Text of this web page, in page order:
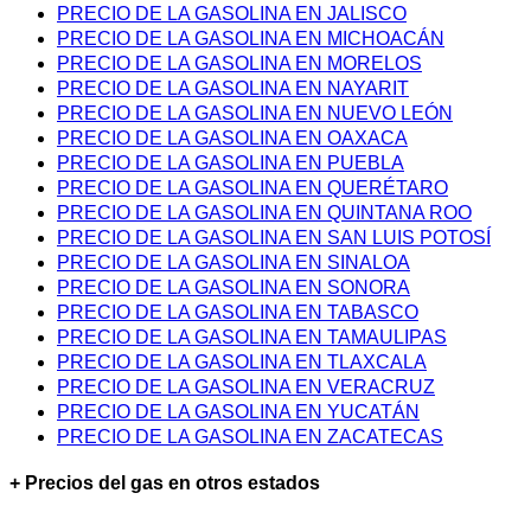
PRECIO DE LA GASOLINA EN JALISCO
PRECIO DE LA GASOLINA EN MICHOACÁN
PRECIO DE LA GASOLINA EN MORELOS
PRECIO DE LA GASOLINA EN NAYARIT
PRECIO DE LA GASOLINA EN NUEVO LEÓN
PRECIO DE LA GASOLINA EN OAXACA
PRECIO DE LA GASOLINA EN PUEBLA
PRECIO DE LA GASOLINA EN QUERÉTARO
PRECIO DE LA GASOLINA EN QUINTANA ROO
PRECIO DE LA GASOLINA EN SAN LUIS POTOSÍ
PRECIO DE LA GASOLINA EN SINALOA
PRECIO DE LA GASOLINA EN SONORA
PRECIO DE LA GASOLINA EN TABASCO
PRECIO DE LA GASOLINA EN TAMAULIPAS
PRECIO DE LA GASOLINA EN TLAXCALA
PRECIO DE LA GASOLINA EN VERACRUZ
PRECIO DE LA GASOLINA EN YUCATÁN
PRECIO DE LA GASOLINA EN ZACATECAS
+ Precios del gas en otros estados